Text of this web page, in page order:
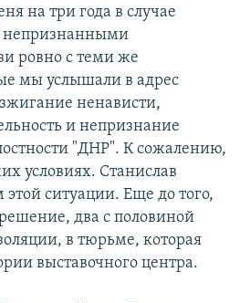
на три года в случае
непризнанными
ровно с теми же
мы услышали в адрес
ненависти,
и непризнание
"ДНР". К сожалению,
условиях. Станислав
ситуации. Еще до того,
два с половиной
в тюрьме, которая
выставочного центра.